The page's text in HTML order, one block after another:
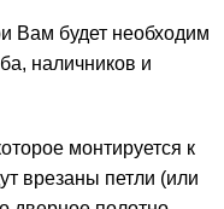
Вам будет необходим
монтируется к
врезаны петли (или